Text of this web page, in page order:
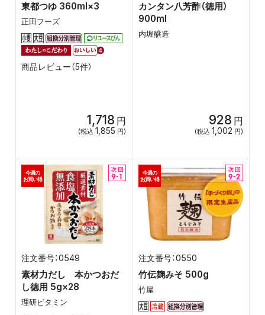
東都つゆ 360ml×3
正田フーズ
商品レビュー（5件）
1,718 円
(税込 1,855 円)
カンタン八芳酢（徳用）
900ml
内堀醸造
928 円
(税込 1,002 円)
0549
素材力だし 本かつおだ
し徳用 5g×28
理研ビタミン
今週の
お買い得
0550
竹伝麹みそ 500g
竹屋
今週の
お買い得